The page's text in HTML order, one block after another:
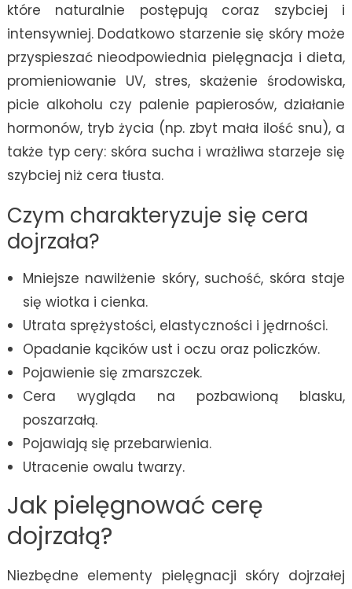
które naturalnie postępują coraz szybciej i
intensywniej. Dodatkowo starzenie się skóry może
przyspieszać nieodpowiednia pielęgnacja i dieta,
promieniowanie UV, stres, skażenie środowiska,
picie alkoholu czy palenie papierosów, działanie
hormonów, tryb życia (np. zbyt mała ilość snu), a
także typ cery: skóra sucha i wrażliwa starzeje się
szybciej niż cera tłusta.
Czym charakteryzuje się cera
dojrzała?
Mniejsze nawilżenie skóry, suchość, skóra staje
się wiotka i cienka.
Utrata sprężystości, elastyczności i jędrności.
Opadanie kącików ust i oczu oraz policzków.
Pojawienie się zmarszczek.
Cera wygląda na pozbawioną blasku,
poszarzałą.
Pojawiają się przebarwienia.
Utracenie owalu twarzy.
Jak pielęgnować cerę
dojrzałą?
Niezbędne elementy pielęgnacji skóry dojrzałej